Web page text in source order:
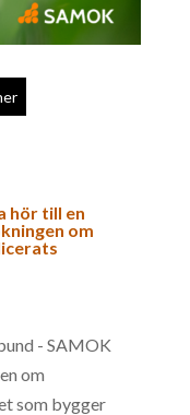
hör till en
om
- SAMOK
om
som bygger